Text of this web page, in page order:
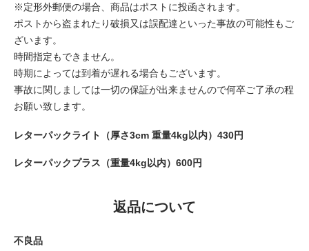
※定形外郵便の場合、商品はポストに投函されます。
ポストから盗まれたり破損又は誤配達といった事故の可能性もご
ざいます。
時間指定もできません。
時期によっては到着が遅れる場合もございます。
事故に関しましては一切の保証が出来ませんので何卒ご了承の程
お願い致します。
レターパックライト（厚さ3cm 重量4kg以内）430円
レターパックプラス（重量4kg以内）600円
返品について
不良品